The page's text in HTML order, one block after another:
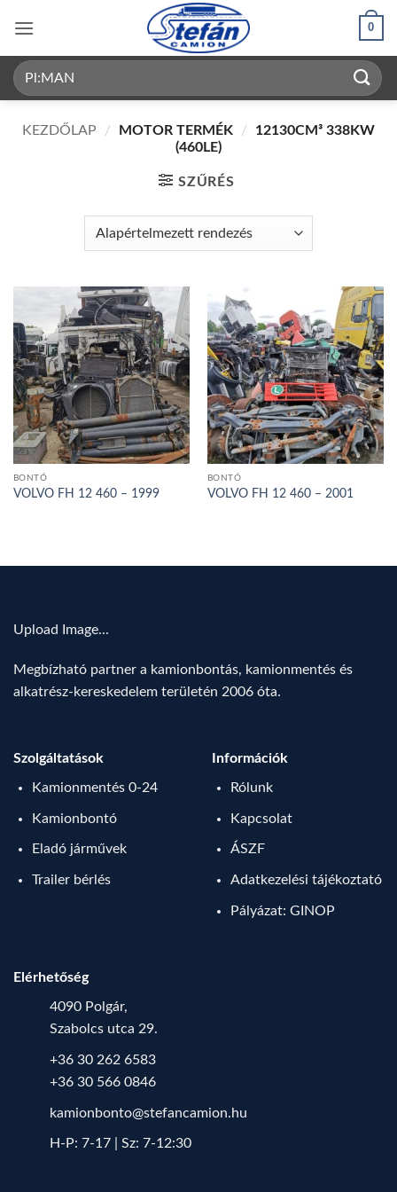
content
0
Keresés
a
KEZDŐLAP / MOTOR TERMÉK /
12130CM³ 338KW
(460LE)
SZŰRÉS
BONTÓ
VOLVO FH 12 460 – 1999
BONTÓ
VOLVO FH 12 460 – 2001
Upload Image...
Megbízható partner a kamionbontás, kamionmentés és
alkatrész-kereskedelem területén 2006 óta.
Szolgáltatások
Kamionmentés 0-24
Kamionbontó
Eladó járművek
Trailer bérlés
Információk
Rólunk
Kapcsolat
ÁSZF
Adatkezelési tájékoztató
Pályázat: GINOP
Elérhetőség
4090 Polgár,
Szabolcs utca 29.
+36 30 262 6583
+36 30 566 0846
kamionbonto@stefancamion.hu
H-P: 7-17 | Sz: 7-12:30